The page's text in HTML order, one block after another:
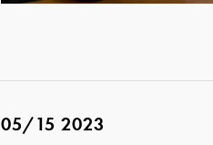
05/15 2023